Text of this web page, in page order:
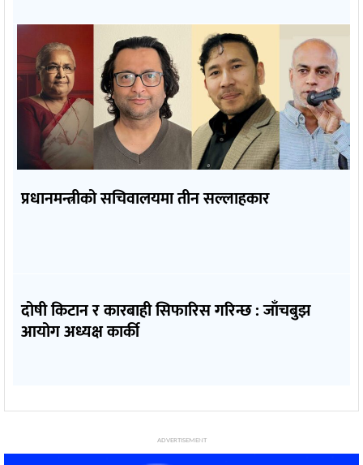
प्रधानमन्त्रीको सचिवालयमा तीन सल्लाहकार
दोषी किटान र कारबाही सिफारिस गरिन्छ : जाँचबुझ
आयोग अध्यक्ष कार्की
ADVERTISEMENT